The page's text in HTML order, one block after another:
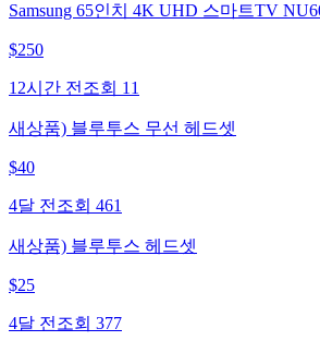
Samsung 65인치 4K UHD 스마트TV
$250
12시간 전 조회 11
새상품) 블루투스 무선 헤드셋
$40
4달 전 조회 461
새상품) 블루투스 헤드셋
$25
4달 전 조회 377